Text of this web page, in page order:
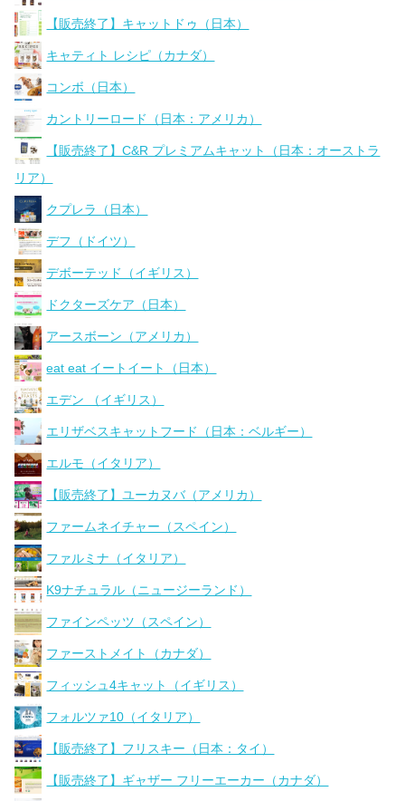
【販売終了】キャットドゥ（日本）
キャティト レシピ（カナダ）
コンボ（日本）
カントリーロード（日本：アメリカ）
【販売終了】C&R プレミアムキャット（日本：オーストラ
リア）
クプレラ（日本）
デフ（ドイツ）
デボーテッド（イギリス）
ドクターズケア（日本）
アースボーン（アメリカ）
eat eat イートイート（日本）
エデン （イギリス）
エリザベスキャットフード（日本：ベルギー）
エルモ（イタリア）
【販売終了】ユーカヌバ（アメリカ）
ファームネイチャー（スペイン）
ファルミナ（イタリア）
K9ナチュラル（ニュージーランド）
ファインペッツ（スペイン）
ファーストメイト（カナダ）
フィッシュ4キャット（イギリス）
フォルツァ10（イタリア）
【販売終了】フリスキー（日本：タイ）
【販売終了】ギャザー フリーエーカー（カナダ）